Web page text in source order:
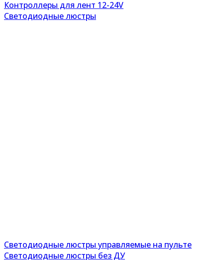
Контроллеры для лент 12-24V
Светодиодные люстры
Светодиодные люстры управляемые на пульте
Светодиодные люстры без ДУ